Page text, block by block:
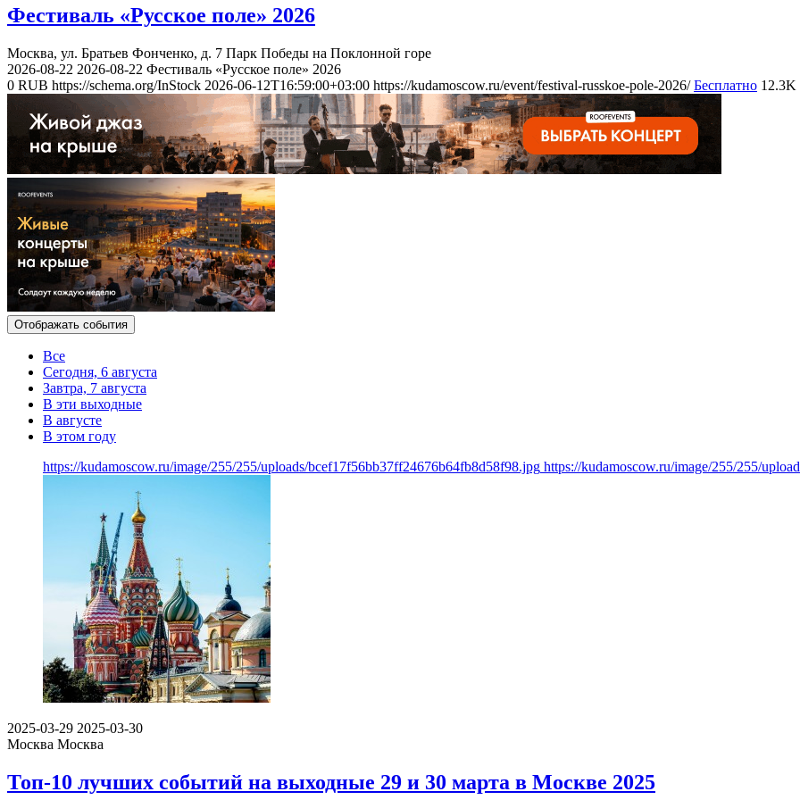
Фестиваль «Русское поле» 2026
Москва, ул. Братьев Фонченко, д. 7 Парк Победы на Поклонной горе
2026-08-22 2026-08-22 Фестиваль «Русское поле» 2026
0 RUB https://schema.org/InStock 2026-06-12T16:59:00+03:00 https://kudamoscow.ru/event/festival-russkoe-pole-2026/ Бесплатно 12.3K
Отображать события
Все
Сегодня, 6 августа
Завтра, 7 августа
В эти выходные
В августе
В этом году
https://kudamoscow.ru/image/255/255/uploads/bcef17f56bb37ff24676b64fb8d58f98.jpg https://kudamoscow.ru/image/255/255/
2025-03-29 2025-03-30
Москва Москва
Топ-10 лучших событий на выходные 29 и 30 марта в Москве 2025